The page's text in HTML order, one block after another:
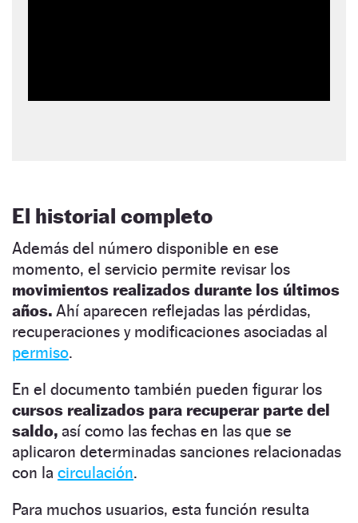
El historial completo
Además del número disponible en ese
momento, el servicio permite revisar los
movimientos realizados durante los últimos
años. Ahí aparecen reflejadas las pérdidas,
recuperaciones y modificaciones asociadas al
permiso.
En el documento también pueden figurar los
cursos realizados para recuperar parte del
saldo, así como las fechas en las que se
aplicaron determinadas sanciones relacionadas
con la circulación.
Para muchos usuarios, esta función resulta